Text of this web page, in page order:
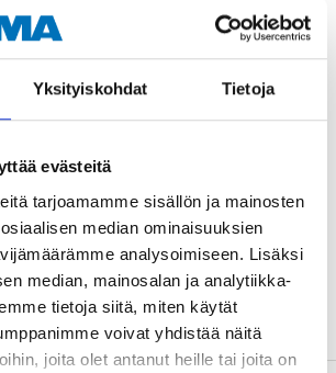
Yksityiskohdat Tietoja
evästeitä
tarjoamamme sisällön ja mainosten
median ominaisuuksien
analysoimiseen. Lisäksi
median, mainosalan ja analytiikka-
tietoja siitä, miten käytät
voivat yhdistää näitä
joita olet antanut heille tai joita on
regular use. Facilitates bleeding of
brake fluid by itself. With a silicone
tightly-fitting rubber connection to fit
1 l